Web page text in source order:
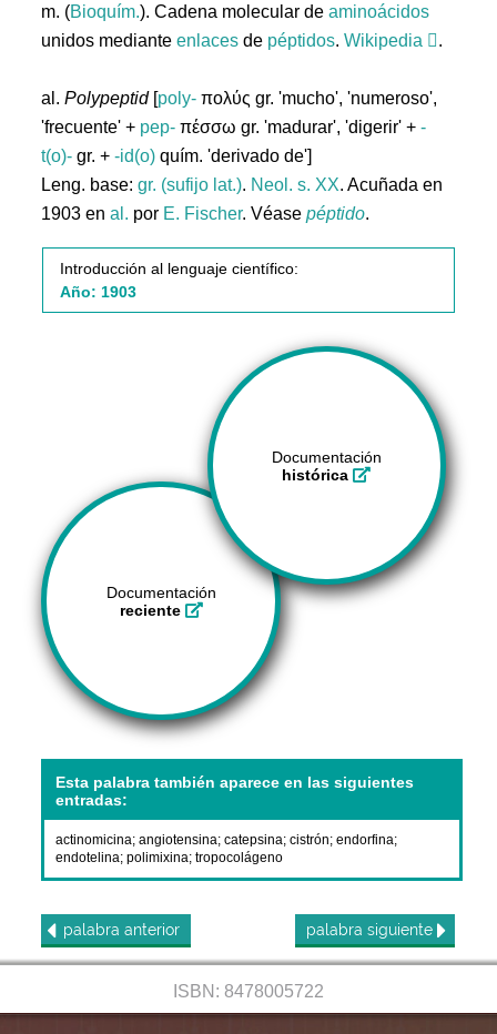
m. (Bioquím.). Cadena molecular deaminoácidos
unidos medianteenlaces de péptidos.Wikipedia .
al.Polypeptid[poly- πολύς gr. 'mucho', 'numeroso',
'frecuente' + pep- πέσσω gr. 'madurar', 'digerir' +-
t(o)- gr. +-id(o) quím. 'derivado de']
Leng. base:gr. (sufijo lat.). Neol. s. XX. Acuñada en
1903 enal. por E. Fischer. Véasepéptido.
Introducción al lenguaje científico:
Año: 1903
Documentación
histórica
Documentación
reciente
Esta palabra también aparece en las siguientes
entradas:
actinomicina;angiotensina;catepsina;cistrón;endorfina;
endotelina;polimixina;tropocolágeno
palabra anterior palabra siguiente
ISBN: 8478005722